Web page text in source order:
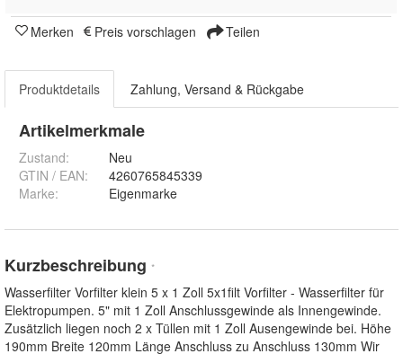
Merken Preis vorschlagen Teilen
Produktdetails Zahlung, Versand & Rückgabe
Artikelmerkmale
Zustand:
Neu
GTIN / EAN:
4260765845339
Marke:
Eigenmarke
Kurzbeschreibung *
Wasserfilter Vorfilter klein 5 x 1 Zoll 5x1filt Vorfilter - Wasserfilter für
Elektropumpen. 5" mit 1 Zoll Anschlussgewinde als Innengewinde.
Zusätzlich liegen noch 2 x Tüllen mit 1 Zoll Ausengewinde bei. Höhe
190mm Breite 120mm Länge Anschluss zu Anschluss 130mm Wir